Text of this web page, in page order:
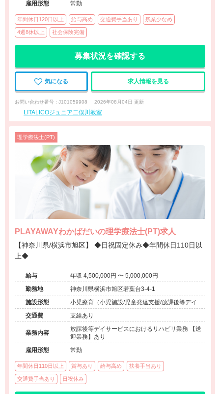
雇用形態 常勤
年間休日120日以上 給与高め 交通費手当あり 残業少なめ
4週8休以上 社会保険完備
募集状況を確認する
気になる 求人情報を見る
お問い合わせ番号 : J101059908 2026年08月04日 更新
LITALICOジュニア二俣川教室
理学療法士(PT)
PLAYAWAYわかばだいの理学療法士(PT)求人
【神奈川県/横浜市旭区】 ◆日祝固定休み◆年間休日110日以
上◆
給与
年収 4,500,000円 〜 5,000,000円
勤務地
神奈川県横浜市旭区若葉台3-4-1
施設形態
小児療育（小児施設/児童発達支援/放課後等デイサ
ービス）
交通費 支給あり
業務内容
放課後等デイサービスにおけるリハビリ業務 【送
迎業務】あり
雇用形態
常勤
年間休日110日以上 賞与あり 給与高め 扶養手当あり
交通費手当あり 日祝休み